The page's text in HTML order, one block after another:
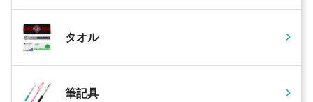
タオル
筆記具